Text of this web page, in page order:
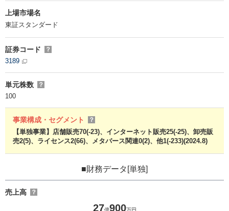
上場市場名
東証スタンダード
証券コード ？
3189
単元株数 ？
100
事業構成・セグメント ？
【単独事業】店舗販売70(-23)、インターネット販売25(-25)、卸売販
売2(5)、ライセンス2(66)、メタバース関連0(2)、他1(-233)(2024.8)
■財務データ[単独]
売上高 ？
27億900万円